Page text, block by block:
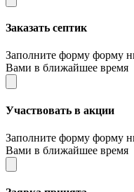
Заказать септик
Заполните форму форму
Вами в ближайшее время
Участвовать в акции
Заполните форму форму
Вами в ближайшее время